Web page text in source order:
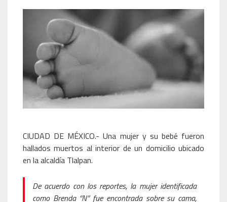
CIUDAD DE MÉXICO.- Una mujer y su bebé fueron
hallados muertos al interior de un domicilio ubicado
en la alcaldía Tlalpan.
De acuerdo con los reportes, la mujer identificada
como Brenda “N” fue encontrada sobre su cama,